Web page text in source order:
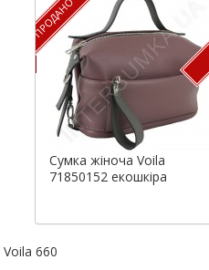
ПРОДАНО
Сумка жіноча Voila
71850152 екошкіра
Voila 660